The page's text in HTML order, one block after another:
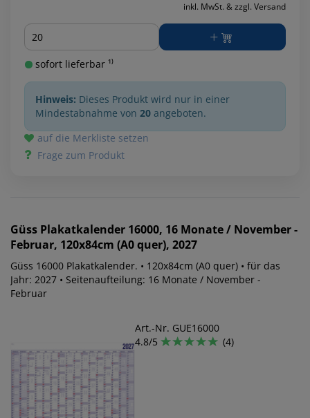
inkl. MwSt. & zzgl. Versand
Menge
sofort lieferbar ¹⁾
Hinweis: Dieses Produkt wird nur in einer
Mindestabnahme von 20 angeboten.
auf die Merkliste setzen
Frage zum Produkt
Güss Plakatkalender 16000, 16 Monate / November -
Februar, 120x84cm (A0 quer), 2027
Güss 16000 Plakatkalender. • 120x84cm (A0 quer) • für das
Jahr: 2027 • Seitenaufteilung: 16 Monate / November -
Februar
Art.-Nr. GUE16000
4.8/5
(4)